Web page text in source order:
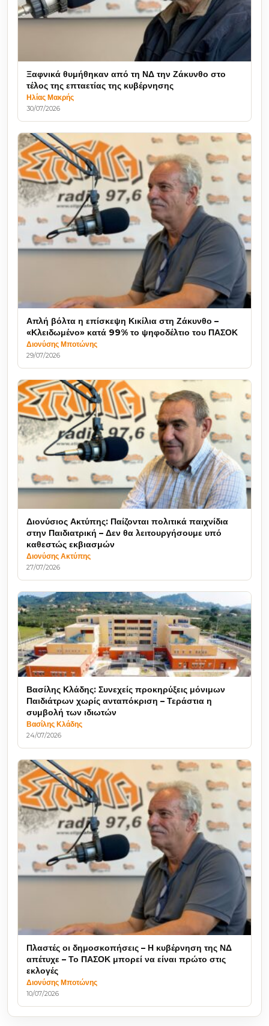
Ξαφνικά θυμήθηκαν από τη ΝΔ την Ζάκυνθο στο
τέλος της επταετίας της κυβέρνησης
Ηλίας Μακρής
30/07/2026
Απλή βόλτα η επίσκεψη Κικίλια στη Ζάκυνθο –
«Κλειδωμένο» κατά 99% το ψηφοδέλτιο του ΠΑΣΟΚ
Διονύσης Μποτώνης
29/07/2026
Διονύσιος Ακτύπης: Παίζονται πολιτικά παιχνίδια
στην Παιδιατρική – Δεν θα λειτουργήσουμε υπό
καθεστώς εκβιασμών
Διονύσης Ακτύπης
27/07/2026
Βασίλης Κλάδης: Συνεχείς προκηρύξεις μόνιμων
Παιδιάτρων χωρίς ανταπόκριση – Τεράστια η
συμβολή των ιδιωτών
Βασίλης Κλάδης
24/07/2026
Πλαστές οι δημοσκοπήσεις – Η κυβέρνηση της ΝΔ
απέτυχε – Το ΠΑΣΟΚ μπορεί να είναι πρώτο στις
εκλογές
Διονύσης Μποτώνης
10/07/2026